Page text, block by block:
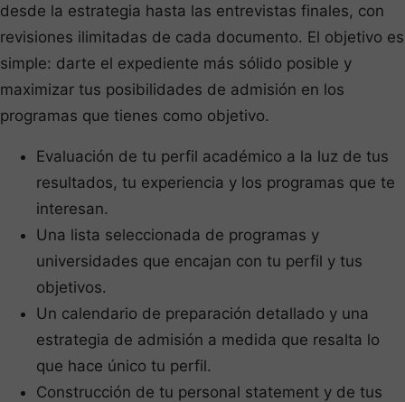
desde la estrategia hasta las entrevistas finales, con
revisiones ilimitadas de cada documento. El objetivo es
simple: darte el expediente más sólido posible y
maximizar tus posibilidades de admisión en los
programas que tienes como objetivo.
Evaluación de tu perfil académico a la luz de tus
resultados, tu experiencia y los programas que te
interesan.
Una lista seleccionada de programas y
universidades que encajan con tu perfil y tus
objetivos.
Un calendario de preparación detallado y una
estrategia de admisión a medida que resalta lo
que hace único tu perfil.
Construcción de tu personal statement y de tus